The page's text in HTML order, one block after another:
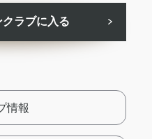
ラブに入る
情報